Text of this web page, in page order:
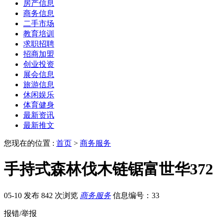
房产信息
商务信息
二手市场
教育培训
求职招聘
招商加盟
创业投资
展会信息
旅游信息
休闲娱乐
体育健身
最新资讯
最新推文
您现在的位置 : 首页 > 商务服务
手持式森林伐木链锯富世华
05-10 发布 842 次浏览 商务服务 信息编号：33
报错/举报